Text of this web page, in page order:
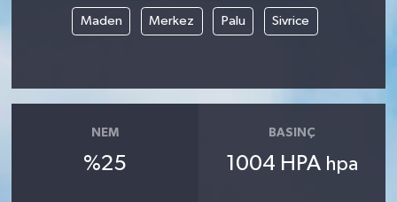
Maden Merkez Palu Sivrice
NEM
%25
BASINÇ
1004 HPA hpa